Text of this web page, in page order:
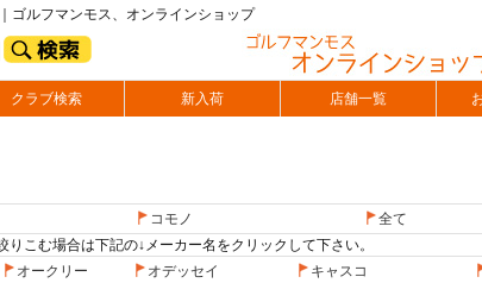
ゴルフマンモス、オンラインショップ
クラブ検索 新入荷 店舗一覧
コモノ
全て
こむ場合は下記の↓メーカー名をクリックして下さい。
オークリー オデッセイ キャスコ